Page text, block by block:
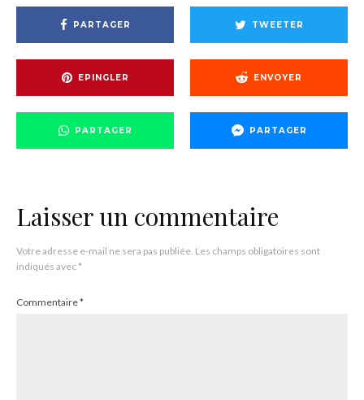
PARTAGER TWEETER
EPINGLER ENVOYER
PARTAGER PARTAGER
Laisser un commentaire
Votre adresse e-mail ne sera pas publiée. Les champs obligatoires sont
indiqués avec*
Commentaire*